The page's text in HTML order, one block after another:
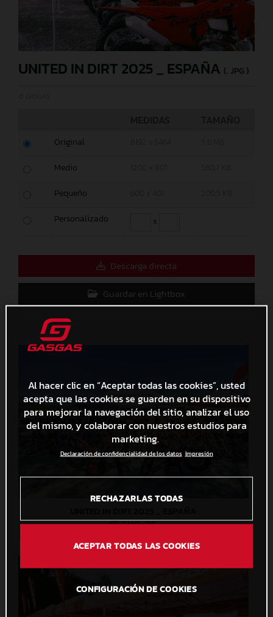
UNITED IN DIRT 2025 _ ESPAÑA (. JPG )
Original
Medio
Pequeño
Personalizado x
Descarga directa
Guardar en Lightbox
11 MB.JPG
Al hacer clic en “Aceptar todas las cookies”, usted
acepta que las cookies se guarden en su dispositivo
para mejorar la navegación del sitio, analizar el uso
del mismo, y colaborar con nuestros estudios para
marketing.
Declaración de confidencialidad de los datos Impresión
RECHAZARLAS TODAS
ACEPTAR TODAS LAS COOKIES
CONFIGURACIÓN DE COOKIES